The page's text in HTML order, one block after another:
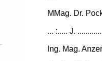
MMag. Dr.
... :..... J.
Ing. Mag.